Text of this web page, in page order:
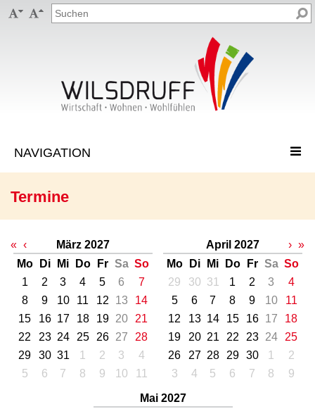
 
Termine
« ‹
März 2027
Mo
Di Mi Do Fr Sa So
1
2 3 4 5 6
7
8
9 10 11 12 13
14
15
16 17 18 19 20
21
22
23 24 25 26 27
28
29
30 31 1 2 3
4
5
6 7 8 9 10 11
April 2027
Mo
Di Mi Do Fr Sa So
29
30 31 1 2 3
4
5
6 7 8 9 10
11
12
13 14 15 16 17
18
19
20 21 22 23 24
25
26
27 28 29 30 1
2
3
4 5 6 7 8 9
Mai 2027
› »